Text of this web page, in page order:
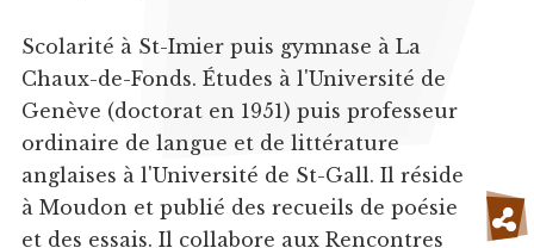
Scolarité à St-Imier puis gymnase à La
Chaux-de-Fonds. Études à l'Université de
Genève (doctorat en 1951) puis professeur
ordinaire de langue et de littérature
anglaises à l'Université de St-Gall. Il réside
à Moudon et publié des recueils de poésie
et des essais. Il collabore aux Rencontres